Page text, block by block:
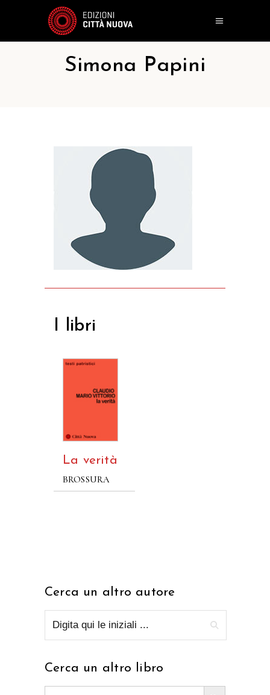
Simona Papini
I libri
La verità
BROSSURA
Cerca un altro autore
Cerca un altro libro
Search Button